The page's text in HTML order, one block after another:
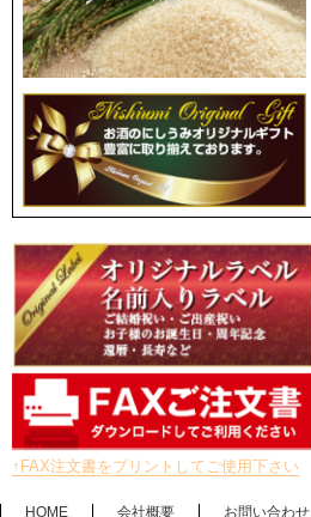
↑FAX注文書をプリントしてご使用下さい
HOME 会社概要 お問い合わせ